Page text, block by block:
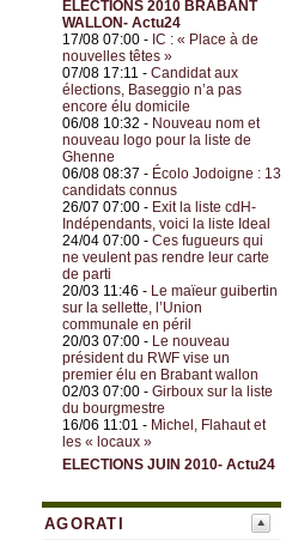
ELECTIONS 2010 BRABANT
WALLON- Actu24
17/08 07:00 - IC : « Place à de
nouvelles têtes »
07/08 17:11 - Candidat aux
élections, Baseggio n’a pas
encore élu domicile
06/08 10:32 - Nouveau nom et
nouveau logo pour la liste de
Ghenne
06/08 08:37 - Écolo Jodoigne : 13
candidats connus
26/07 07:00 - Exit la liste cdH-
Indépendants, voici la liste Ideal
24/04 07:00 - Ces fugueurs qui
ne veulent pas rendre leur carte
de parti
20/03 11:46 - Le maïeur guibertin
sur la sellette, l’Union
communale en péril
20/03 07:00 - Le nouveau
président du RWF vise un
premier élu en Brabant wallon
02/03 07:00 - Girboux sur la liste
du bourgmestre
16/06 11:01 - Michel, Flahaut et
les « locaux »
ELECTIONS JUIN 2010- Actu24
AGORATI